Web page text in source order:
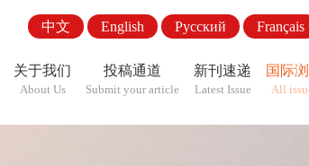
中文 English Pусский Français
关于我们
About Us
投稿通道
Submit your article
新刊速递
Latest Issue
国际
All